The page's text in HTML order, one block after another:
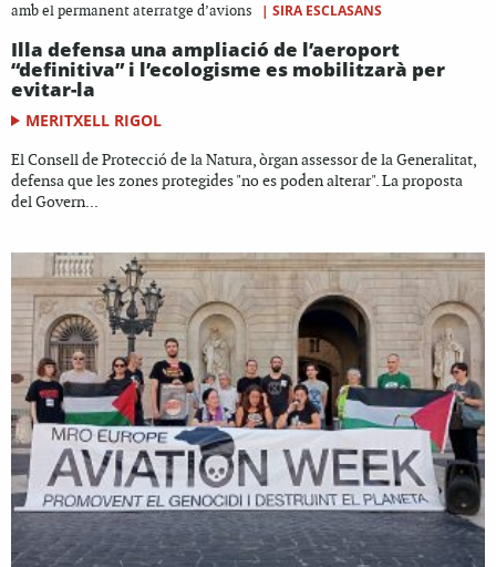
amb el permanent aterratge d’avions
| SIRA ESCLASANS
Illa defensa una ampliació de l’aeroport
“definitiva” i l’ecologisme es mobilitzarà per
evitar-la
MERITXELL RIGOL
El Consell de Protecció de la Natura, òrgan assessor de la Generalitat,
defensa que les zones protegides "no es poden alterar". La proposta
del Govern...